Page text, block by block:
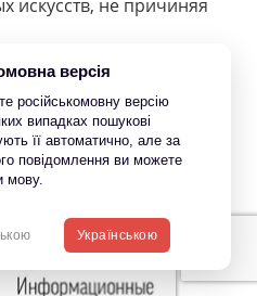
искусств, не причиняя
знаний (hard skills)
версія
російськомовну версію
випадках пошукові
її автоматично, але за
повідомлення ви можете
мову.
Українською